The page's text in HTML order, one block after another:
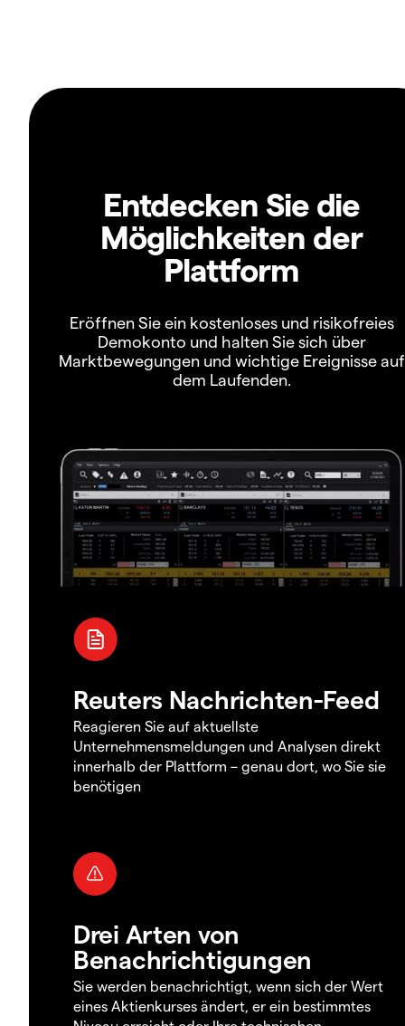
Entdecken Sie die
Möglichkeiten der
Plattform
Eröffnen Sie ein kostenloses und risikofreies
Demokonto und halten Sie sich über
Marktbewegungen und wichtige Ereignisse auf
dem Laufenden.
Reuters Nachrichten-Feed
Reagieren Sie auf aktuellste
Unternehmensmeldungen und Analysen direkt
innerhalb der Plattform – genau dort, wo Sie sie
benötigen
Drei Arten von
Benachrichtigungen
Sie werden benachrichtigt, wenn sich der Wert
eines Aktienkurses ändert, er ein bestimmtes